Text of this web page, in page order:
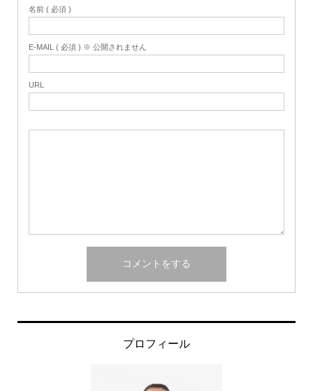
名前 ( 必須 )
E-MAIL ( 必須 ) ※ 公開されません
URL
プロフィール